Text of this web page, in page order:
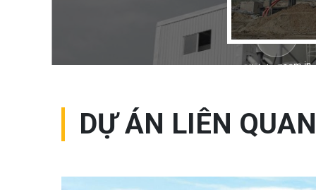
Click to zoom in
DỰ ÁN LIÊN QUAN